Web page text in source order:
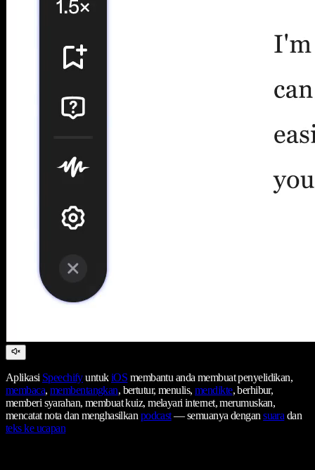
Aplikasi SpeechifyuntukiOS membantu anda membuat penyelidikan,
membaca, membentangkan, bertutur, menulis, mendikte, berhibur,
memberi syarahan, membuat kuiz, melayari internet, merumuskan,
mencatat nota dan menghasilkanpodcast— semuanya dengansuaradan
teks ke ucapan